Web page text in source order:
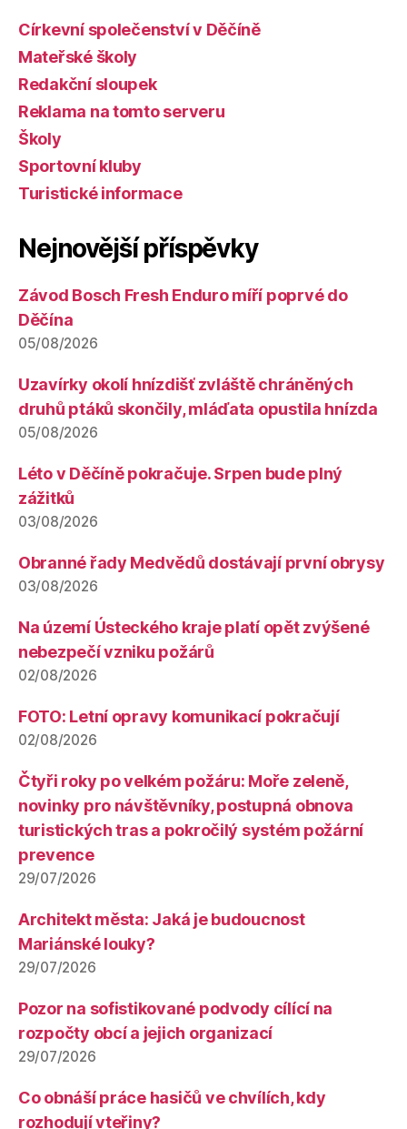
Církevní společenství v Děčíně
Mateřské školy
Redakční sloupek
Reklama na tomto serveru
Školy
Sportovní kluby
Turistické informace
Nejnovější příspěvky
Závod Bosch Fresh Enduro míří poprvé do
Děčína
05/08/2026
Uzavírky okolí hnízdišť zvláště chráněných
druhů ptáků skončily, mláďata opustila hnízda
05/08/2026
Léto v Děčíně pokračuje. Srpen bude plný
zážitků
03/08/2026
Obranné řady Medvědů dostávají první obrysy
03/08/2026
Na území Ústeckého kraje platí opět zvýšené
nebezpečí vzniku požárů
02/08/2026
FOTO: Letní opravy komunikací pokračují
02/08/2026
Čtyři roky po velkém požáru: Moře zeleně,
novinky pro návštěvníky, postupná obnova
turistických tras a pokročilý systém požární
prevence
29/07/2026
Architekt města: Jaká je budoucnost
Mariánské louky?
29/07/2026
Pozor na sofistikované podvody cílící na
rozpočty obcí a jejich organizací
29/07/2026
Co obnáší práce hasičů ve chvílích, kdy
rozhodují vteřiny?